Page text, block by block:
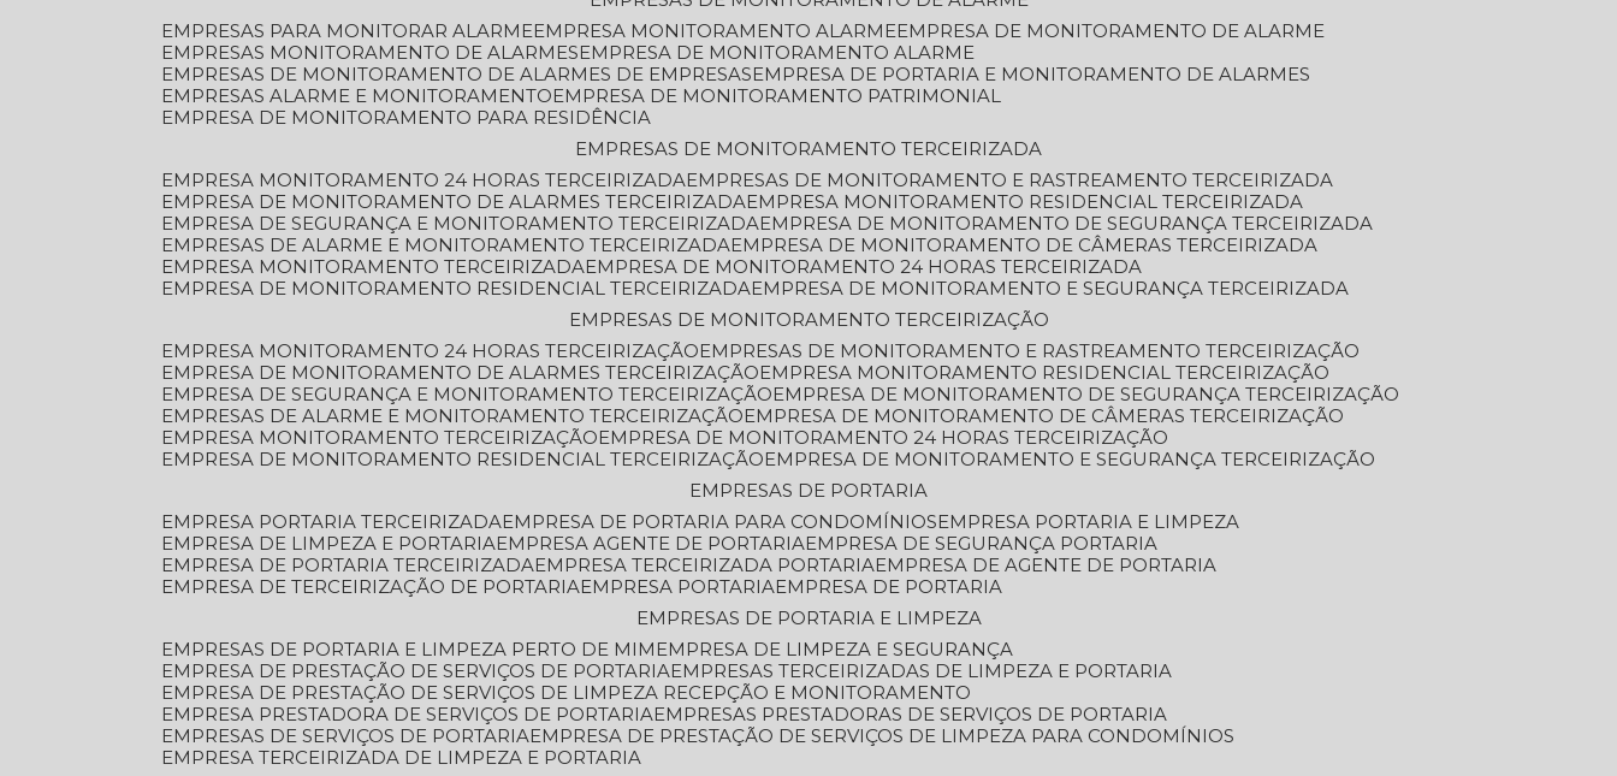
EMPRESAS PARA MONITORAR ALARME
EMPRESA MONITORAMENTO ALARME
EMPRESA DE MONITORAMENTO DE ALARME
EMPRESAS MONITORAMENTO DE ALARMES
EMPRESA DE MONITORAMENTO ALARME
EMPRESAS DE MONITORAMENTO DE ALARMES DE EMPRESAS
EMPRESA DE PORTARIA E MONITORAMENTO DE ALARMES
EMPRESAS ALARME E MONITORAMENTO
EMPRESA DE MONITORAMENTO PATRIMONIAL
EMPRESA DE MONITORAMENTO PARA RESIDÊNCIA
EMPRESAS DE MONITORAMENTO TERCEIRIZADA
EMPRESA MONITORAMENTO 24 HORAS TERCEIRIZADA
EMPRESAS DE MONITORAMENTO E RASTREAMENTO TERCEIRIZADA
EMPRESA DE MONITORAMENTO DE ALARMES TERCEIRIZADA
EMPRESA MONITORAMENTO RESIDENCIAL TERCEIRIZADA
EMPRESA DE SEGURANÇA E MONITORAMENTO TERCEIRIZADA
EMPRESA DE MONITORAMENTO DE SEGURANÇA TERCEIRIZADA
EMPRESAS DE ALARME E MONITORAMENTO TERCEIRIZADA
EMPRESA DE MONITORAMENTO DE CÂMERAS TERCEIRIZADA
EMPRESA MONITORAMENTO TERCEIRIZADA
EMPRESA DE MONITORAMENTO 24 HORAS TERCEIRIZADA
EMPRESA DE MONITORAMENTO RESIDENCIAL TERCEIRIZADA
EMPRESA DE MONITORAMENTO E SEGURANÇA TERCEIRIZADA
EMPRESAS DE MONITORAMENTO TERCEIRIZAÇÃO
EMPRESA MONITORAMENTO 24 HORAS TERCEIRIZAÇÃO
EMPRESAS DE MONITORAMENTO E RASTREAMENTO TERCEIRIZAÇÃO
EMPRESA DE MONITORAMENTO DE ALARMES TERCEIRIZAÇÃO
EMPRESA MONITORAMENTO RESIDENCIAL TERCEIRIZAÇÃO
EMPRESA DE SEGURANÇA E MONITORAMENTO TERCEIRIZAÇÃO
EMPRESA DE MONITORAMENTO DE SEGURANÇA TERCEIRIZAÇÃO
EMPRESAS DE ALARME E MONITORAMENTO TERCEIRIZAÇÃO
EMPRESA DE MONITORAMENTO DE CÂMERAS TERCEIRIZAÇÃO
EMPRESA MONITORAMENTO TERCEIRIZAÇÃO
EMPRESA DE MONITORAMENTO 24 HORAS TERCEIRIZAÇÃO
EMPRESA DE MONITORAMENTO RESIDENCIAL TERCEIRIZAÇÃO
EMPRESA DE MONITORAMENTO E SEGURANÇA TERCEIRIZAÇÃO
EMPRESAS DE PORTARIA
EMPRESA PORTARIA TERCEIRIZADA
EMPRESA DE PORTARIA PARA CONDOMÍNIOS
EMPRESA PORTARIA E LIMPEZA
EMPRESA DE LIMPEZA E PORTARIA
EMPRESA AGENTE DE PORTARIA
EMPRESA DE SEGURANÇA PORTARIA
EMPRESA DE PORTARIA TERCEIRIZADA
EMPRESA TERCEIRIZADA PORTARIA
EMPRESA DE AGENTE DE PORTARIA
EMPRESA DE TERCEIRIZAÇÃO DE PORTARIA
EMPRESA PORTARIA
EMPRESA DE PORTARIA
EMPRESAS DE PORTARIA E LIMPEZA
EMPRESAS DE PORTARIA E LIMPEZA PERTO DE MIM
EMPRESA DE LIMPEZA E SEGURANÇA
EMPRESA DE PRESTAÇÃO DE SERVIÇOS DE PORTARIA
EMPRESAS TERCEIRIZADAS DE LIMPEZA E PORTARIA
EMPRESA DE PRESTAÇÃO DE SERVIÇOS DE LIMPEZA RECEPÇÃO E MONITORAMENTO
EMPRESA PRESTADORA DE SERVIÇOS DE PORTARIA
EMPRESAS PRESTADORAS DE SERVIÇOS DE PORTARIA
EMPRESAS DE SERVIÇOS DE PORTARIA
EMPRESA DE PRESTAÇÃO DE SERVIÇOS DE LIMPEZA PARA CONDOMÍNIOS
EMPRESA TERCEIRIZADA DE LIMPEZA E PORTARIA